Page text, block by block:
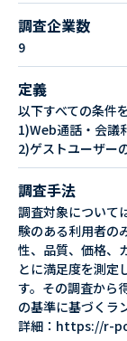
調査企業数
9
定義
以下すべての条件
1)Web通話・会議
2)ゲストユーザー
調査手法
調査対象について
験のある利用者の
性、品質、価格、
とに満足度を測定
す。その調査から
の基準に基づくラ
詳細：https://r-